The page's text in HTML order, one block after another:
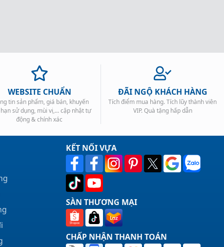
WEBSITE CHUẨN
tin sản phẩm, giá bán, khuyến
sử dụng, mùi vị,... cập nhật tự
động & chính xác
ĐÃI NGỘ KHÁCH HÀNG
Tích điểm mua hàng. Tích lũy thành viên
VIP. Quà tặng hấp dẫn
KẾT NỐI VỰA
SÀN THƯƠNG MẠI
CHẤP NHẬN THANH TOÁN